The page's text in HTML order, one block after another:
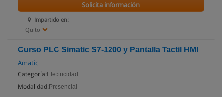
Impartido en:
Quito
Solicita información
Curso PLC Simatic S7-1200 y Pantalla Tactil HMI
Amatic
Categoría: Electricidad
Modalidad: Presencial